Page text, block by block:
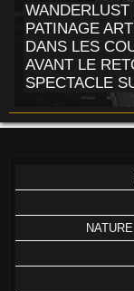
PATINAGE
DANS LES
AVANT LE
SPECTACLE